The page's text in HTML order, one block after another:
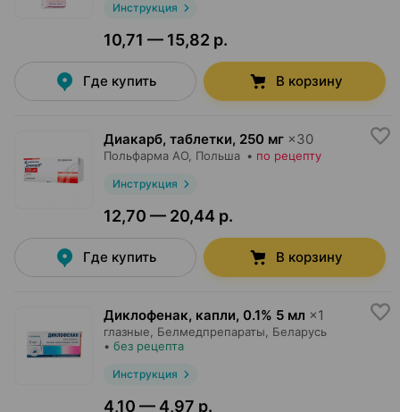
Инструкция
10,71 — 15,82 р.
Где купить В корзину
Диакарб, таблетки, 250 мг ×30
Польфарма AO , Польша • по рецепту
Инструкция
12,70 — 20,44 р.
Где купить В корзину
Диклофенак, капли, 0.1% 5 мл ×1
глазные, Белмедпрепараты , Беларусь
• без рецепта
Инструкция
4,10 — 4,97 р.